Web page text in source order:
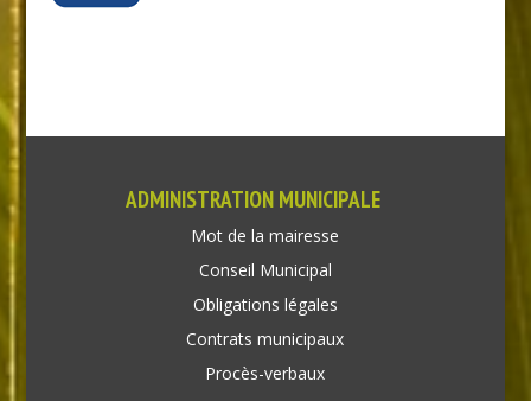
ADMINISTRATION MUNICIPALE
Mot de la mairesse
Conseil Municipal
Obligations légales
Contrats municipaux
Procès-verbaux